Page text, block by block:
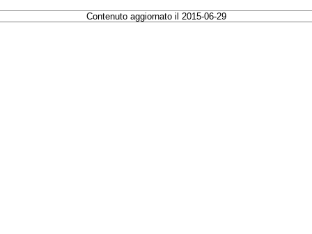
Contenuto aggiornato il 2015-06-29